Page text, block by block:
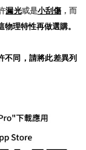
漏光或是小刮傷，而
理特性再做選購。
不同，請將此差異列